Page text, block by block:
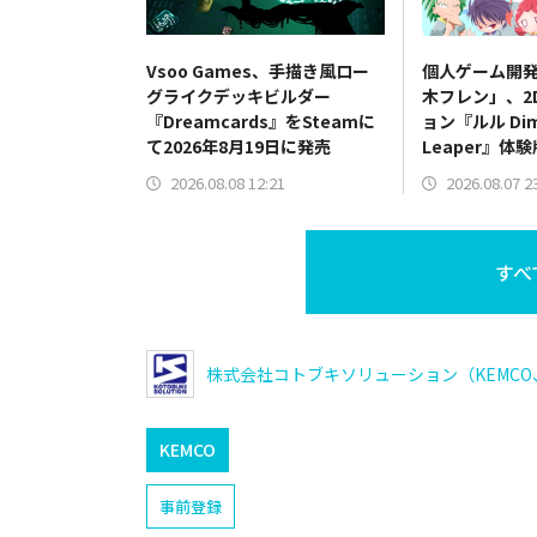
Vsoo Games、手描き風ロー
グライクデッキビルダー
『Dreamcards』をSteamに
て2026年8月19日に発売
2026.08.08 12:21
個人ゲーム開
木フレン」、
ョン『ルル
Leaper』体験
2026.08.07
す
株式会社コトブキソリューション（
KEMCO
事前登録